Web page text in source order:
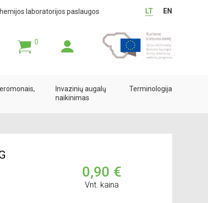
laboratorijos paslaugos LT EN
0
Invazinių augalų
naikinimas
Terminologija
0,90 €
Vnt. kaina